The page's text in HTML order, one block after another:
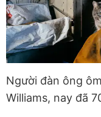
Người đàn ông
Williams, nay đã